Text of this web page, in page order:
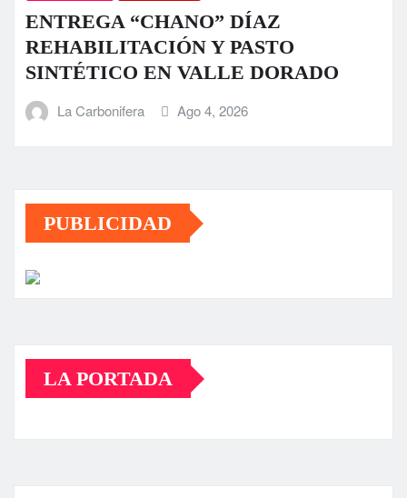
ENTREGA “CHANO” DÍAZ
REHABILITACIÓN Y PASTO
SINTÉTICO EN VALLE DORADO
La Carbonifera Ago 4, 2026
PUBLICIDAD
LA PORTADA